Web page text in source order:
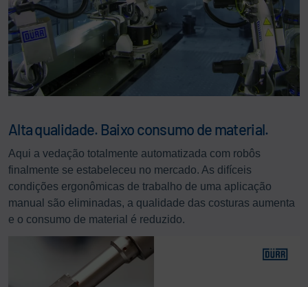
Alta qualidade. Baixo consumo de material.
Aqui a vedação totalmente automatizada com robôs
finalmente se estabeleceu no mercado. As difíceis
condições ergonômicas de trabalho de uma aplicação
manual são eliminadas, a qualidade das costuras aumenta
e o consumo de material é reduzido.